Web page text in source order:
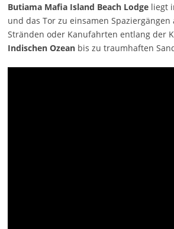
Butiama Mafia Island Beach Lodgeliegt
und das Tor zu einsamen
Stränden oder Kanufahrten entlang der
Indischen Ozean bis zu traumhaften